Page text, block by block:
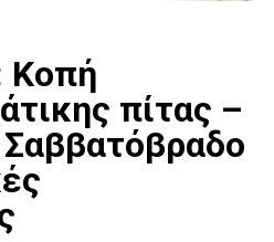
Κοπή
πίτας –